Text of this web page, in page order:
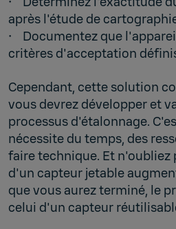
après l'étude de
• Documentez que
critères d'acceptation
Cependant, cette solution
vous devrez développer et
processus d'étalonnage.
nécessite du temps, des
faire technique. Et n'oubliez
d'un capteur jetable
que vous aurez terminé, le
celui d'un capteur